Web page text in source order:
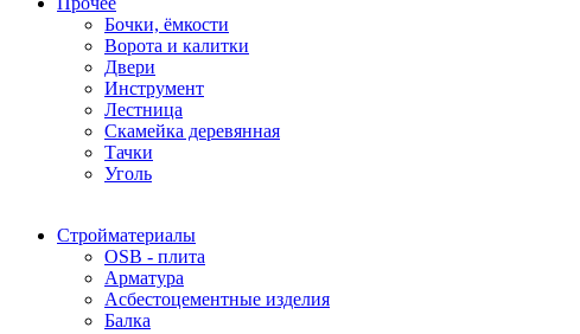
Бочки, ёмкости
Ворота и калитки
Двери
Инструмент
Лестница
Скамейка деревянная
Тачки
Уголь
Стройматериалы
OSB - плита
Арматура
Асбестоцементные изделия
Балка